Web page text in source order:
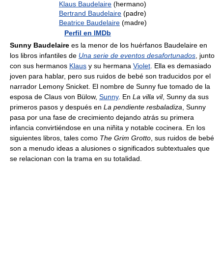
Klaus Baudelaire (hermano)
Bertrand Baudelaire (padre)
Beatrice Baudelaire (madre)
Perfil en IMDb
Sunny Baudelaire es la menor de los huérfanos Baudelaire en
los libros infantiles de Una serie de eventos desafortunados , junto
con sus hermanos Klaus y su hermana Violet . Ella es demasiado
joven para hablar, pero sus ruidos de bebé son traducidos por el
narrador Lemony Snicket. El nombre de Sunny fue tomado de la
esposa de Claus von Bülow, Sunny. En La villa vil, Sunny da sus
primeros pasos y después en La pendiente resbaladiza , Sunny
pasa por una fase de crecimiento dejando atrás su primera
infancia convirtiéndose en una niñita y notable cocinera. En los
siguientes libros, tales como The Grim Grotto , sus ruidos de bebé
son a menudo ideas a alusiones o significados subtextuales que
se relacionan con la trama en su totalidad.